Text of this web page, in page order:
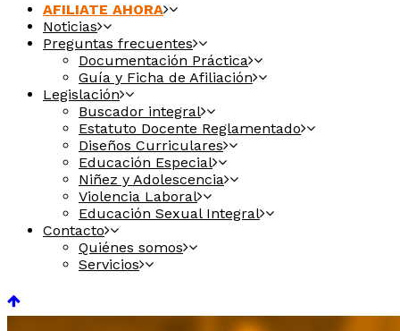
AFILIATE AHORA
Noticias
Preguntas frecuentes
Documentación Práctica
Guía y Ficha de Afiliación
Legislación
Buscador integral
Estatuto Docente Reglamentado
Diseños Curriculares
Educación Especial
Niñez y Adolescencia
Violencia Laboral
Educación Sexual Integral
Contacto
Quiénes somos
Servicios